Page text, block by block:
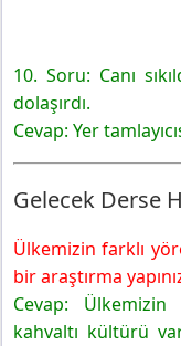
10. Soru: Canı
dolaşırdı.
Cevap: Yer
Gelecek Derse
Ülkemizin farklı
bir araştırma
Cevap:
kahvaltı kültürü